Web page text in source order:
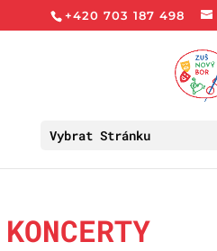
+420 703 187 498
Vybrat Stránku
KONCERTY